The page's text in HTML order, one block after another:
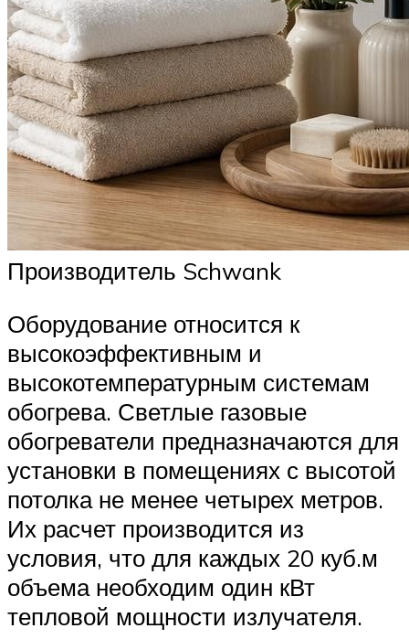
Производитель Schwank
Оборудование относится к
высокоэффективным и
высокотемпературным системам
обогрева. Светлые газовые
обогреватели предназначаются для
установки в помещениях с высотой
потолка не менее четырех метров.
Их расчет производится из
условия, что для каждых 20 куб.м
объема необходим один кВт
тепловой мощности излучателя.